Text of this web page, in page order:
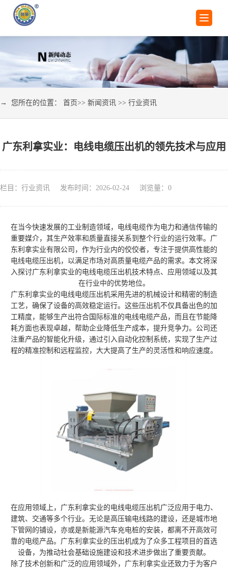
→ 您所在的位置： 首页>> 新闻资讯 >> 行业资讯
广东利拿实业：电线电缆压出机的领先技术与应用
栏目：行业资讯 发布时间：2026-02-24 浏览量： 0
在当今快速发展的工业制造领域，电线电缆作为电力和通信传输的
重要媒介，其生产效率和质量直接关系到整个行业的运行效率。广
东利拿实业有限公司，作为行业内的佼佼者，专注于提供高性能的
电线电缆压出机，以满足市场对高质量电缆产品的需求。本文将深
入探讨广东利拿实业的电线电缆压出机技术特点、应用领域以及其
在行业中的优势地位。
广东利拿实业的电线电缆压出机采用先进的机械设计和精密的制造
工艺，确保了设备的高效稳定运行。这些压出机不仅具备出色的加
工精度，能够生产出符合国际标准的电线电缆产品，而且在节能降
耗方面也表现卓越，帮助企业降低生产成本，提升竞争力。公司还
注重产品的智能化升级，通过引入自动化控制系统，实现了生产过
程的精准控制和远程监控，大大提高了生产的灵活性和响应速度。
在应用领域上，广东利拿实业的电线电缆压出机广泛应用于电力、
建筑、交通等多个行业。无论是高压输电线路的建设，还是城市地
下管网的铺设，亦或是新能源汽车充电桩的安装，都离不开高效可
靠的电缆产品。广东利拿实业的压出机成为了众多工程项目的首选
设备，为推动社会基础设施建设和技术进步做出了重要贡献。
除了技术创新和广泛的应用领域外，广东利拿实业还致力于为客户